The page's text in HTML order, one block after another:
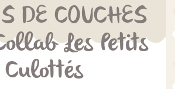
DE COUCHES
Les Petits
Culottés